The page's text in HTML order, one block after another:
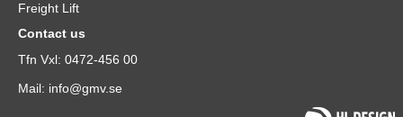
Freight Lift
Contact us
Tfn Vxl: 0472-456 00
Mail: info@gmv.se